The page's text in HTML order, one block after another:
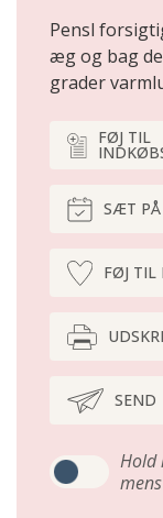
Pensl
æg og bag
grader
FØJ TIL
SÆT
FØJ TIL
SEND
Hold